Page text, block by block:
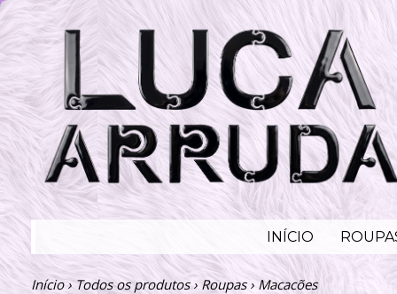
INÍCIO
Início › Todos os produtos › Roupas › Macacões